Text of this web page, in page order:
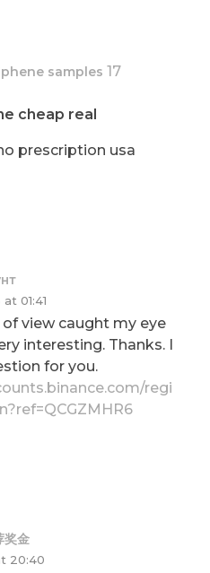
samples 17
cheap real
prescription usa
01:41
view caught my eye
interesting. Thanks. I
for you.
regi
金
20:40